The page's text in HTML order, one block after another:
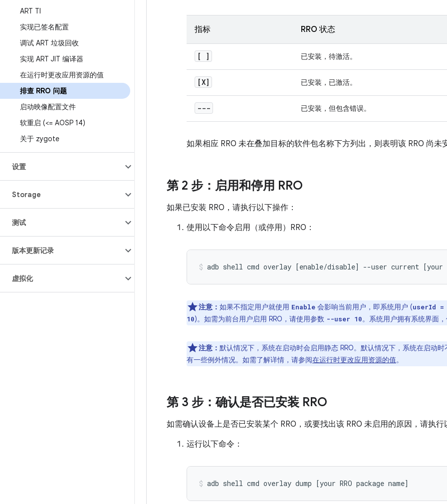
ART TI
实现已签名配置
调试 ART 垃圾回收
实现 ART JIT 编译器
在运行时更改应用资源的值
排查 RRO 问题
启动映像配置文件
软重启 (<= AOSP 14)
关于 zygote
设置
Storage
测试
版本更新记录
虚拟化
指标 RRO 状态
[ ] 已安装，待激活。
[X] 已安装，已激活。
--- 已安装，但包含错误。
如果相应 RRO 未在叠加目标的软件包名称下方列出，则表明该 RRO 尚未
第 2 步：启用和停用 RRO
如果已安装 RRO，请执行以下操作：
使用以下命令启用（或停用）RRO：
adb shell cmd overlay [enable/disable] --user current [your
注意： 如果不指定用户就使用 Enable 会影响当前用户，即系统用户 (userId =
10)。如需为前台用户启用 RRO，请使用参数 --user 10。系统用户拥有系统界面
注意： 默认情况下，系统在启动时会启用静态 RRO。默认情况下，系统在启动
有一些例外情况。如需了解详情，请参阅在运行时更改应用资源的值。
第 3 步：确认是否已安装 RRO
如需确认设备上是否已安装某个 RRO，或要找出该 RRO 未启用的原因，请执
运行以下命令：
adb shell cmd overlay dump [your RRO package name]